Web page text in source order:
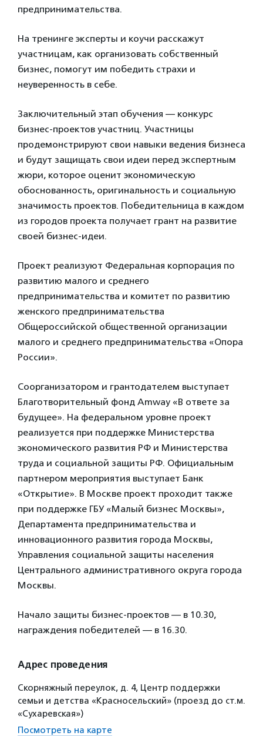
предпринимательства.
На тренинге эксперты и коучи расскажут
участницам, как организовать собственный
бизнес, помогут им победить страхи и
неуверенность в себе.
Заключительный этап обучения — конкурс
бизнес-проектов участниц. Участницы
продемонстрируют свои навыки ведения бизнеса
и будут защищать свои идеи перед экспертным
жюри, которое оценит экономическую
обоснованность, оригинальность и социальную
значимость проектов. Победительница в каждом
из городов проекта получает грант на развитие
своей бизнес-идеи.
Проект реализуют Федеральная корпорация по
развитию малого и среднего
предпринимательства и комитет по развитию
женского предпринимательства
Общероссийской общественной организации
малого и среднего предпринимательства «Опора
России».
Соорганизатором и грантодателем выступает
Благотворительный фонд Amway «В ответе за
будущее». На федеральном уровне проект
реализуется при поддержке Министерства
экономического развития РФ и Министерства
труда и социальной защиты РФ. Официальным
партнером мероприятия выступает Банк
«Открытие». В Москве проект проходит также
при поддержке ГБУ «Малый бизнес Москвы»,
Департамента предпринимательства и
инновационного развития города Москвы,
Управления социальной защиты населения
Центрального административного округа города
Москвы.
Начало защиты бизнес-проектов — в 10.30,
награждения победителей — в 16.30.
Адрес проведения
Скорняжный переулок, д. 4, Центр поддержки
семьи и детства «Красносельский» (проезд до ст.м.
«Сухаревская»)
Посмотреть на карте